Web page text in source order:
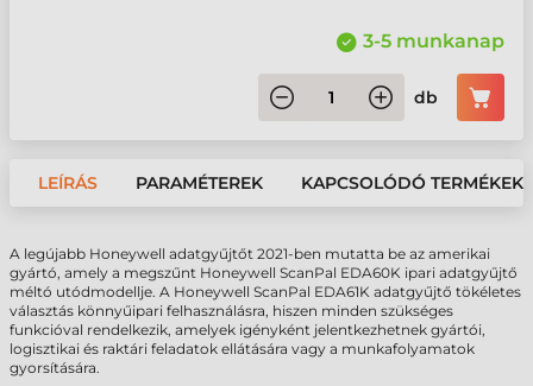
3-5 munkanap
db
LEÍRÁS PARAMÉTEREK KAPCSOLÓDÓ TERMÉKEK
A legújabb Honeywell adatgyűjtőt 2021-ben mutatta be az amerikai
gyártó, amely a megszűnt Honeywell ScanPal EDA60K ipari adatgyűjtő
méltó utódmodellje. A Honeywell ScanPal EDA61K adatgyűjtő tökéletes
választás könnyűipari felhasználásra, hiszen minden szükséges
funkcióval rendelkezik, amelyek igényként jelentkezhetnek gyártói,
logisztikai és raktári feladatok ellátására vagy a munkafolyamatok
gyorsítására.